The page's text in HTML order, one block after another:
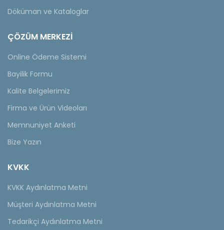
Döküman ve Kataloglar
ÇÖZÜM MERKEZİ
Online Ödeme Sistemi
Bayilik Formu
Kalite Belgelerimiz
Firma ve Ürün Videoları
Memnuniyet Anketi
Bize Yazın
KVKK
KVKK Aydınlatma Metni
Müşteri Aydınlatma Metni
Tedarikçi Aydınlatma Metni